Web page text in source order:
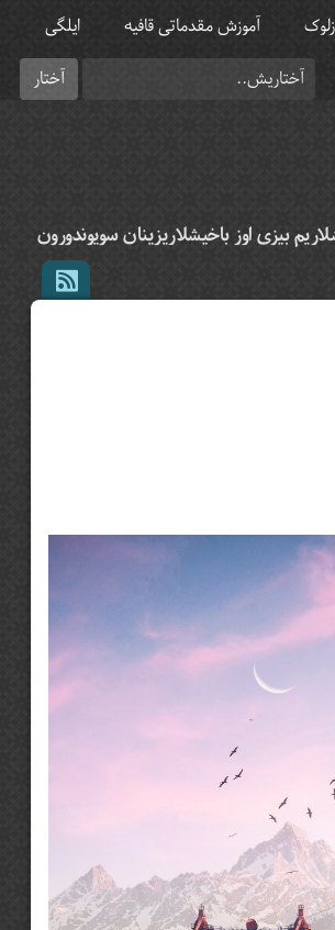
آموزش مقدماتی قافیه ایلگی
بیزی اوز باخیشلاریزینان سویوندورون